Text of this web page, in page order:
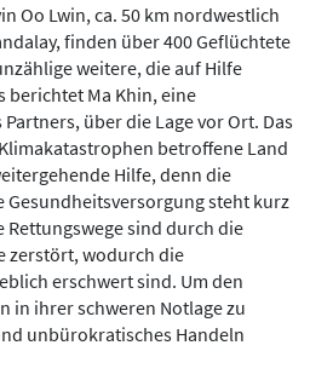
Oo Lwin, ca. 50 km nordwestlich
finden über 400 Geflüchtete
weitere, die auf Hilfe
berichtet Ma Khin, eine
über die Lage vor Ort. Das
betroffene Land
Hilfe, denn die
steht kurz
Rettungswege sind durch die
zerstört, wodurch die
erschwert sind. Um den
in ihrer schweren Notlage zu
unbürokratisches Handeln